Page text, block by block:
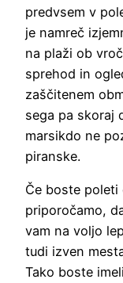
predvsem v
je namreč
na plaži ob
sprehod in
zaščitenem
sega pa skoraj
marsikdo ne
piranske.
Če boste poleti
priporočamo,
vam na voljo
tudi izven
Tako boste